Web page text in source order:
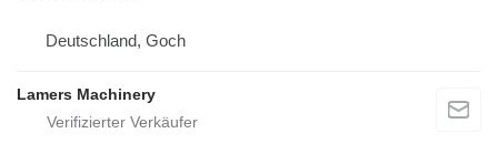
Deutschland, Goch
Lamers Machinery